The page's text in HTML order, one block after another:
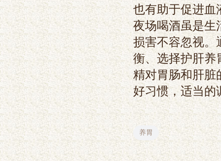
也有助于促进血
夜场喝酒虽是生
损害不容忽视。
衡、选择护肝养
精对胃肠和肝脏
好习惯，适当的
养胃